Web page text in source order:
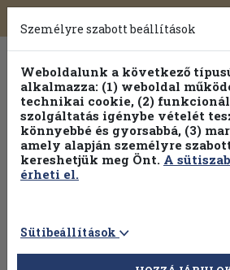
Toggle
navigation
Vissza az előző oldalra
Személyre szabott beállítások
Weboldalunk a következő
alkalmazza: (1) weboldal
technikai cookie, (2)
szolgáltatás igénybe vételét
könnyebbé és gyorsabbá, (3)
amely alapján személyre
kereshetjük meg Önt. A
érheti el.
Sütibeállítások